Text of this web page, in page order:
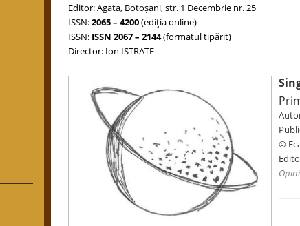
Editor: Agata, Botoșani, str. 1 Decembrie nr. 25
ISSN:2065 – 4200(ediţia online)
ISSN: ISSN 2067 – 2144(formatul tipărit)
Director: Ion ISTRATE
©